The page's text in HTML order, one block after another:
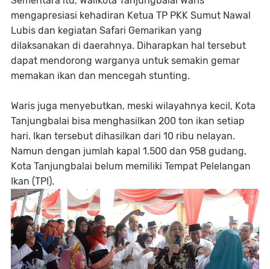
mengapresiasi kehadiran Ketua TP PKK Sumut Nawal
Lubis dan kegiatan Safari Gemarikan yang
dilaksanakan di daerahnya. Diharapkan hal tersebut
dapat mendorong warganya untuk semakin gemar
memakan ikan dan mencegah stunting.
Waris juga menyebutkan, meski wilayahnya kecil, Kota
Tanjungbalai bisa menghasilkan 200 ton ikan setiap
hari. Ikan tersebut dihasilkan dari 10 ribu nelayan.
Namun dengan jumlah kapal 1.500 dan 958 gudang,
Kota Tanjungbalai belum memiliki Tempat Pelelangan
Ikan (TPI).